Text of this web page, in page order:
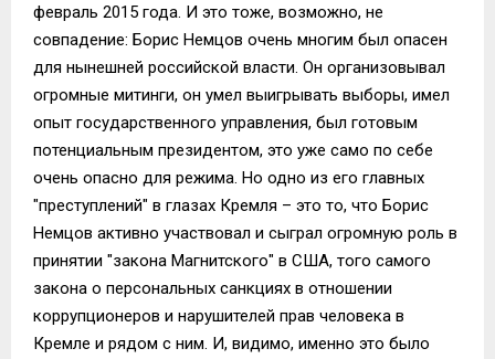
февраль 2015 года. И это тоже, возможно, не
совпадение: Борис Немцов очень многим был опасен
для нынешней российской власти. Он организовывал
огромные митинги, он умел выигрывать выборы, имел
опыт государственного управления, был готовым
потенциальным президентом, это уже само по себе
очень опасно для режима. Но одно из его главных
"преступлений" в глазах Кремля – это то, что Борис
Немцов активно участвовал и сыграл огромную роль в
принятии "закона Магнитского" в США, того самого
закона о персональных санкциях в отношении
коррупционеров и нарушителей прав человека в
Кремле и рядом с ним. И, видимо, именно это было